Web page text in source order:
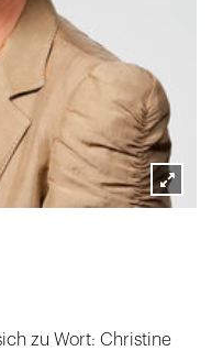
zu Wort: Christine